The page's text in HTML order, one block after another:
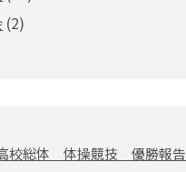
(2)
校総体 体操競技 優勝報告